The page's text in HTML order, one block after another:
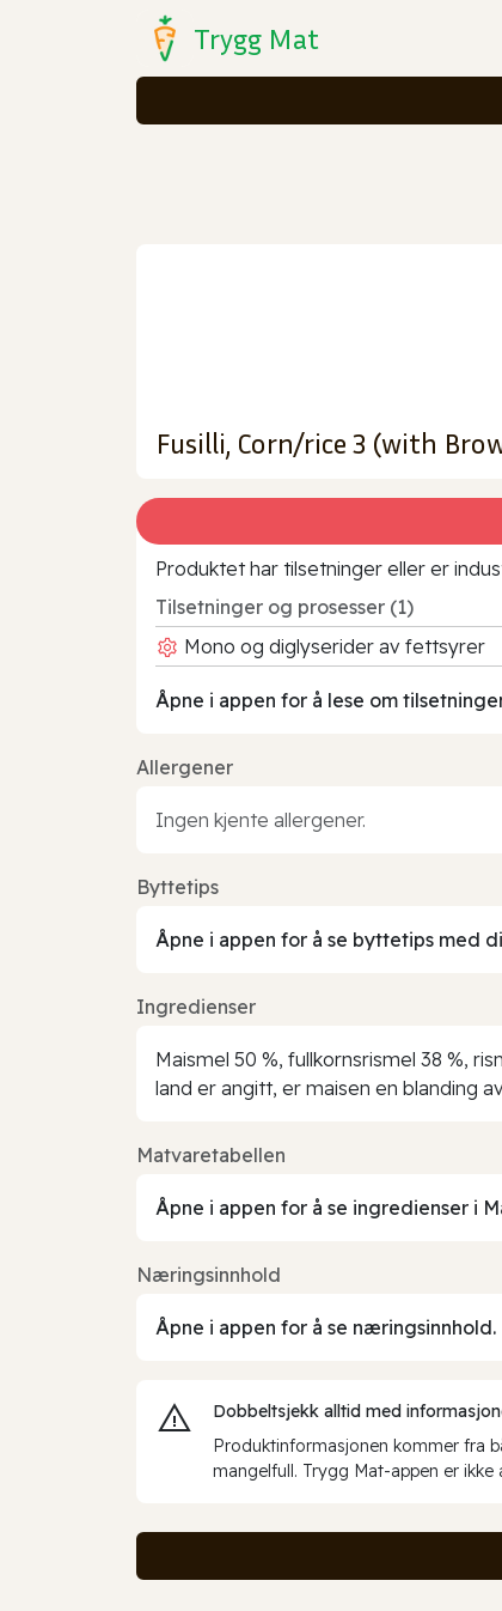
Trygg Mat
Fusilli, Corn/rice 3 (with
Produktet har tilsetninger eller er
Tilsetninger og prosesser (1)
Mono og diglyserider av fettsyrer
Åpne i appen for å lese om
Allergener
Ingen kjente allergener.
Byttetips
Åpne i appen for å se byttetips med
Ingredienser
Maismel 50 %, fullkornsrismel 38 %,
land er angitt, er maisen en blanding
Matvaretabellen
Åpne i appen for å se ingredienser i
Næringsinnhold
Åpne i appen for å se næringsinnhold.
Dobbeltsjekk alltid med
Produktinformasjonen kommer fra
mangelfull. Trygg Mat-appen er